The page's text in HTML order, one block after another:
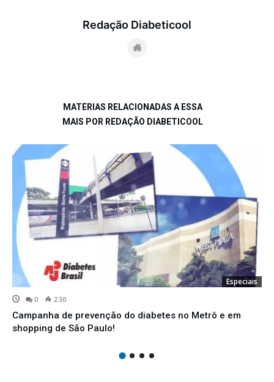
Redação Diabeticool
MATÉRIAS RELACIONADAS A ESSA
MAIS POR REDAÇÃO DIABETICOOL
Especiais
0 236
Campanha de prevenção do diabetes no Metrô e em
shopping de São Paulo!